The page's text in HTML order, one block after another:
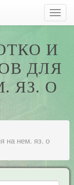
И
ДЛЯ
ЯЗ. О
на нем. яз. о